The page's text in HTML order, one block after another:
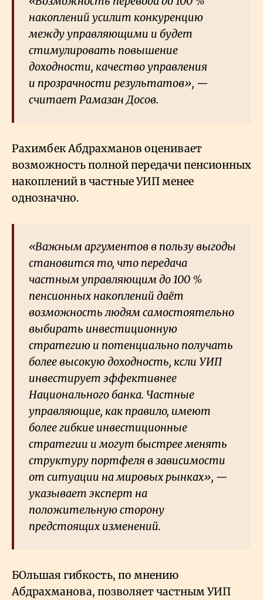
накоплений усилит конкуренцию
между управляющими и будет
стимулировать повышение
доходности, качество управления
и прозрачности результатов», —
считает Рамазан Досов.
Рахимбек Абдрахманов оценивает
возможность полной передачи пенсионных
накоплений в частные УИП менее
однозначно.
«Важным аргументов в пользу выгоды
становится то, что передача
частным управляющим до 100 %
пенсионных накоплений даёт
возможность людям самостоятельно
выбирать инвестиционную
стратегию и потенциально получать
более высокую доходность, ксли УИП
инвестирует эффективнее
Национального банка. Частные
управляющие, как правило, имеют
более гибкие инвестиционные
стратегии и могут быстрее менять
структуру портфеля в зависимости
от ситуации на мировых рынках», —
указывает эксперт на
положительную сторону
предстоящих изменений.
БОльшая гибкость, по мнению
Абдрахманова, позволяет частным УИП